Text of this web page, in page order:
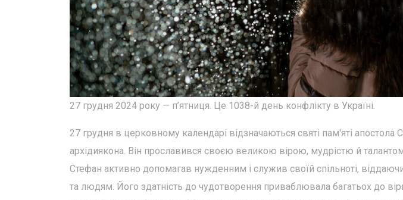
27 грудня 2024 року — п’ятниця. Це 1038-й день конфлікту в Україні.
27 грудня в церковному календарі відзначаються святі пам'яті апостола
архідиякона. Він прославився своєю великою вірою, мудрістю й
Стефан активно допомагав нужденним і служив своїй спільноті,
та людям. Його здатність до чудотворення приваблювала багатьох до